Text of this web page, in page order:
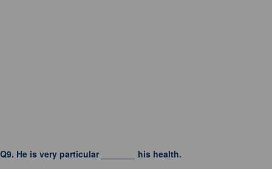
Q9. He is very particular _______ his health.